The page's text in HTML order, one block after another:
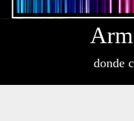
donde